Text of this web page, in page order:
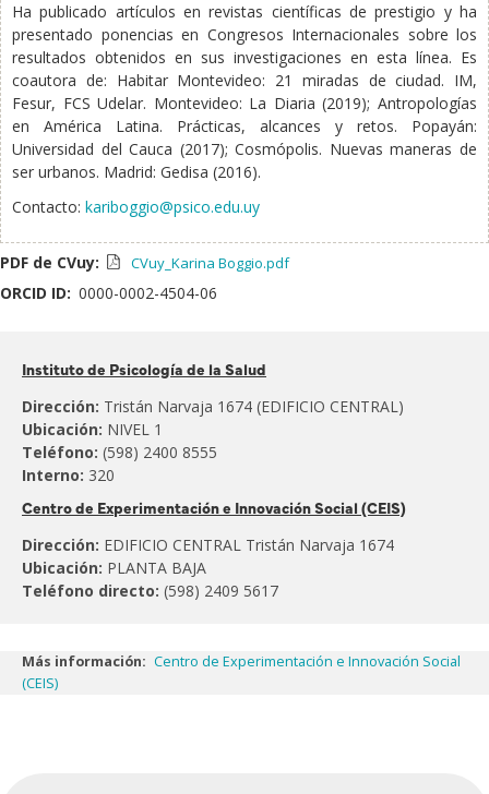
Ha publicado artículos en revistas científicas de prestigio y ha
presentado ponencias en Congresos Internacionales sobre los
resultados obtenidos en sus investigaciones en esta línea. Es
coautora de: Habitar Montevideo: 21 miradas de ciudad. IM,
Fesur, FCS Udelar. Montevideo: La Diaria (2019); Antropologías
en América Latina. Prácticas, alcances y retos. Popayán:
Universidad del Cauca (2017); Cosmópolis. Nuevas maneras de
ser urbanos. Madrid: Gedisa (2016).
Contacto: kariboggio@psico.edu.uy
PDF de CVuy: CVuy_Karina Boggio.pdf
ORCID ID: 0000-0002-4504-06
al:
Instituto de Psicología de la Salud
Dirección: Tristán Narvaja 1674 (EDIFICIO CENTRAL)
Ubicación: NIVEL 1
Teléfono: (598) 2400 8555
Interno: 320
Centro de Experimentación e Innovación Social (CEIS)
Dirección: EDIFICIO CENTRAL Tristán Narvaja 1674
Ubicación: PLANTA BAJA
Teléfono directo: (598) 2409 5617
Más información: Centro de Experimentación e Innovación Social
(CEIS)